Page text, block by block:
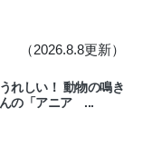
（2026.8.8更新）
れしい！ 動物の鳴き
の「アニア ...